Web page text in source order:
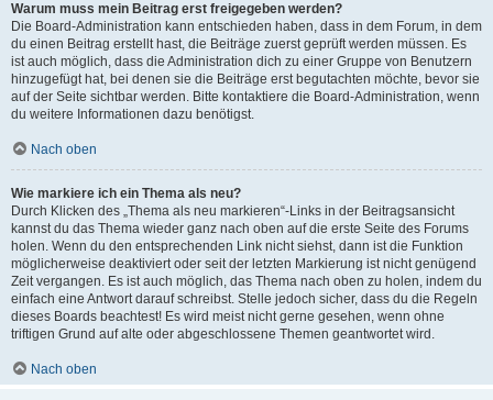
Warum muss mein Beitrag erst freigegeben werden?
Die Board-Administration kann entschieden haben, dass in dem Forum, in dem
du einen Beitrag erstellt hast, die Beiträge zuerst geprüft werden müssen. Es
ist auch möglich, dass die Administration dich zu einer Gruppe von Benutzern
hinzugefügt hat, bei denen sie die Beiträge erst begutachten möchte, bevor sie
auf der Seite sichtbar werden. Bitte kontaktiere die Board-Administration, wenn
du weitere Informationen dazu benötigst.
Nach oben
Wie markiere ich ein Thema als neu?
Durch Klicken des „Thema als neu markieren“-Links in der Beitragsansicht
kannst du das Thema wieder ganz nach oben auf die erste Seite des Forums
holen. Wenn du den entsprechenden Link nicht siehst, dann ist die Funktion
möglicherweise deaktiviert oder seit der letzten Markierung ist nicht genügend
Zeit vergangen. Es ist auch möglich, das Thema nach oben zu holen, indem du
einfach eine Antwort darauf schreibst. Stelle jedoch sicher, dass du die Regeln
dieses Boards beachtest! Es wird meist nicht gerne gesehen, wenn ohne
triftigen Grund auf alte oder abgeschlossene Themen geantwortet wird.
Nach oben